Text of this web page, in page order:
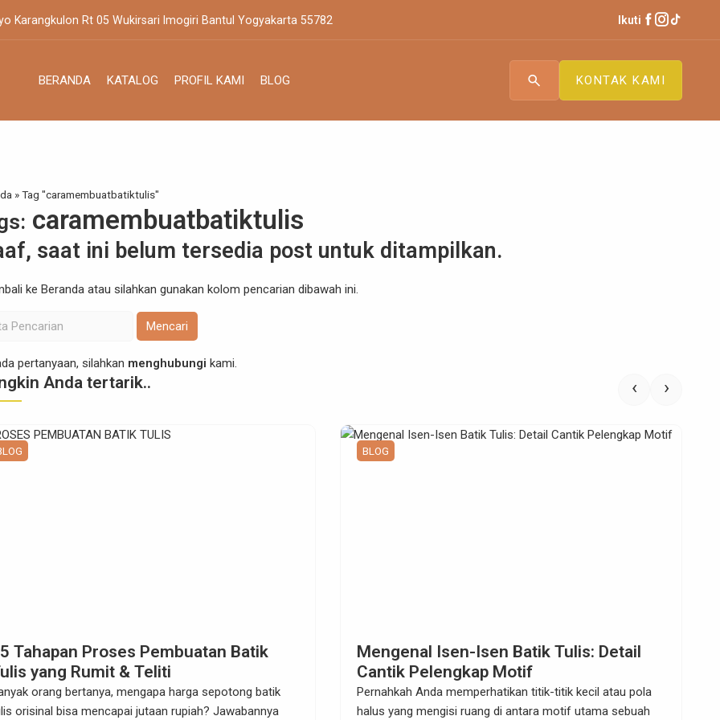
Karangkulon Rt 05 Wukirsari Imogiri Bantul Yogyakarta 55782 Ikuti
BERANDA KATALOG PROFIL KAMI BLOG search KONTAK KAMI
»Tag "caramembuatbatiktulis"
caramembuatbatiktulis
saat ini belum tersedia post untuk ditampilkan.
ke Beranda atau silahkan gunakan kolom pencarian dibawah ini.
Mencari
pertanyaan, silahkan menghubungi kami.
Anda tertarik..
Tahapan Proses Pembuatan Batik
yang Rumit & Teliti
orang bertanya, mengapa harga sepotong batik
orisinal bisa mencapai jutaan rupiah? Jawabannya
BLOG
Mengenal Isen-Isen Batik Tulis: Detail
Cantik Pelengkap Motif
Pernahkah Anda memperhatikan titik-titik kecil atau pola
halus yang mengisi ruang di antara motif utama sebuah
‹ ›